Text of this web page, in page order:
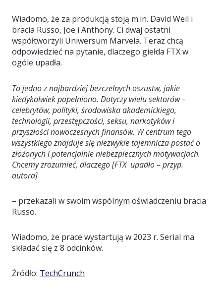
Wiadomo, że za produkcją stoją m.in. David Weil i
bracia Russo, Joe i Anthony. Ci dwaj ostatni
współtworzyli Uniwersum Marvela. Teraz chcą
odpowiedzieć na pytanie, dlaczego giełda FTX w
ogóle upadła.
To jedno z najbardziej bezczelnych oszustw, jakie
kiedykolwiek popełniono. Dotyczy wielu sektorów –
celebrytów, polityki, środowiska akademickiego,
technologii, przestępczości, seksu, narkotyków i
przyszłości nowoczesnych finansów. W centrum tego
wszystkiego znajduje się niezwykle tajemnicza postać o
złożonych i potencjalnie niebezpiecznych motywacjach.
Chcemy zrozumieć, dlaczego [FTX upadło – przyp.
autora]
– przekazali w swoim wspólnym oświadczeniu bracia
Russo.
Wiadomo, że prace wystartują w 2023 r. Serial ma
składać się z 8 odcinków.
Źródło: TechCrunch